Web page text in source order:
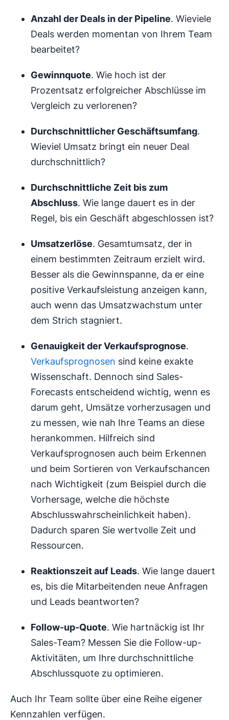
Anzahl der Deals in der Pipeline. Wieviele
Deals werden momentan von Ihrem Team
bearbeitet?
Gewinnquote. Wie hoch ist der
Prozentsatz erfolgreicher Abschlüsse im
Vergleich zu verlorenen?
Durchschnittlicher Geschäftsumfang.
Wieviel Umsatz bringt ein neuer Deal
durchschnittlich?
Durchschnittliche Zeit bis zum
Abschluss. Wie lange dauert es in der
Regel, bis ein Geschäft abgeschlossen ist?
Umsatzerlöse. Gesamtumsatz, der in
einem bestimmten Zeitraum erzielt wird.
Besser als die Gewinnspanne, da er eine
positive Verkaufsleistung anzeigen kann,
auch wenn das Umsatzwachstum unter
dem Strich stagniert.
Genauigkeit der Verkaufsprognose.
Verkaufsprognosen sind keine exakte
Wissenschaft. Dennoch sind Sales-
Forecasts entscheidend wichtig, wenn es
darum geht, Umsätze vorherzusagen und
zu messen, wie nah Ihre Teams an diese
herankommen. Hilfreich sind
Verkaufsprognosen auch beim Erkennen
und beim Sortieren von Verkaufschancen
nach Wichtigkeit (zum Beispiel durch die
Vorhersage, welche die höchste
Abschlusswahrscheinlichkeit haben).
Dadurch sparen Sie wertvolle Zeit und
Ressourcen.
Reaktionszeit auf Leads. Wie lange dauert
es, bis die Mitarbeitenden neue Anfragen
und Leads beantworten?
Follow-up-Quote. Wie hartnäckig ist Ihr
Sales-Team? Messen Sie die Follow-up-
Aktivitäten, um Ihre durchschnittliche
Abschlussquote zu optimieren.
Auch Ihr Team sollte über eine Reihe eigener
Kennzahlen verfügen.